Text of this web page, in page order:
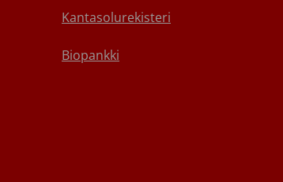
Kantasolurekisteri
Biopankki